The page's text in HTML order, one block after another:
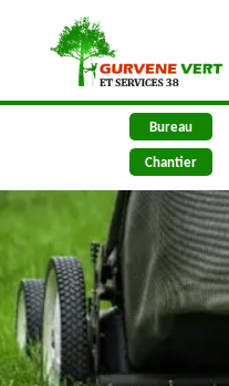
Bureau
Chantier